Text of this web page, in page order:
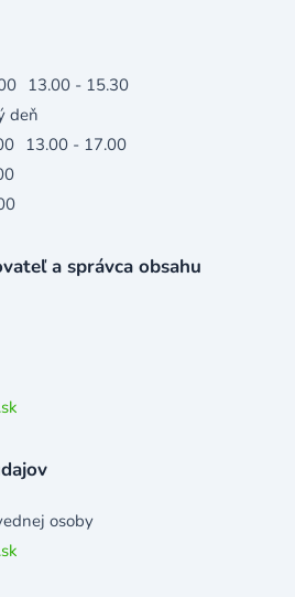
13.00 - 15.30
deň
13.00 - 17.00
a správca obsahu
osoby